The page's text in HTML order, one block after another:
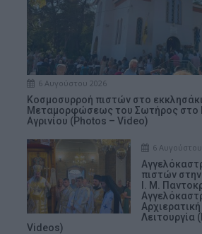
6 Αυγούστου 2026
Κοσμοσυρροή πιστών στο
Μεταμορφώσεως του Σωτήρος στο
Αγρινίου (Photos – Video)
6
πιστών
Ι. Μ.
Λειτουργία
Videos)